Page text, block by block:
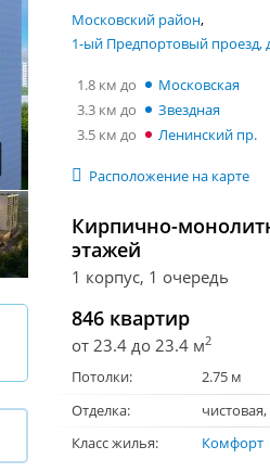
Московский район
1-ый Предпортовый проезд,
1.8 км Московская
3.3 км
Звездная
3.5 км
Ленинский пр.
Расположение на карте
Кирпично-
этажей
1 корпус, 1 очередь
846 квартир
от 23.4 до 23.4 м2
Потолки:
2.75 м
Отделка:
чистовая,
Класс жилья:
Комфорт